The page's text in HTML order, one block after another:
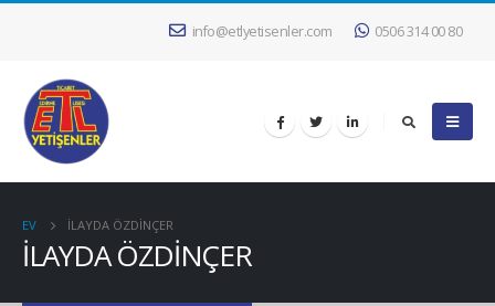
info@etlyetisenler.com 0506 314 00 80
EV İLAYDA ÖZDİNÇER
İLAYDA ÖZDİNÇER